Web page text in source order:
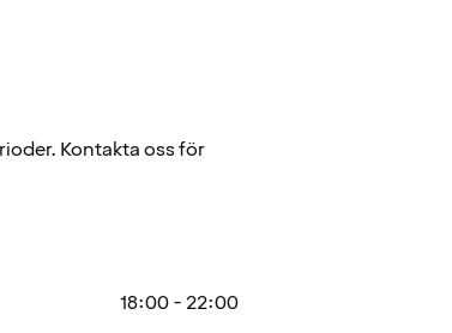
Kontakta oss för
18:00 - 22:00